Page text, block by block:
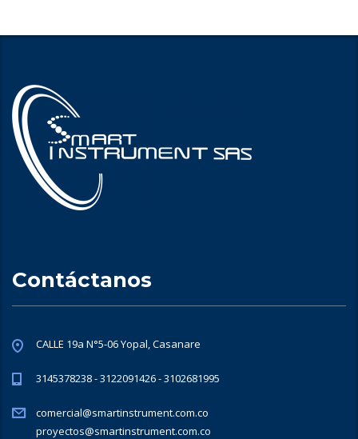
Contáctanos
CALLE 19a N°5-06 Yopal, Casanare
3145378238 - 3122091426 - 3102681995
comercial@smartinstrument.com.co
proyectos@smartinstrument.com.co